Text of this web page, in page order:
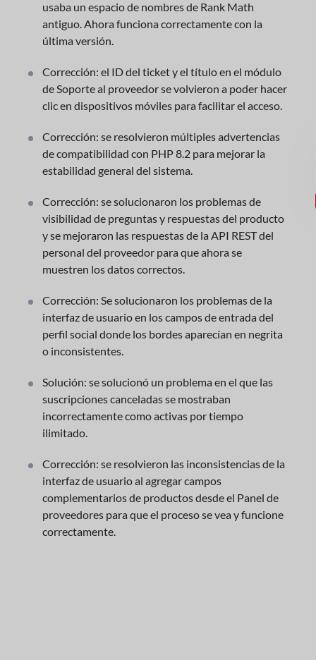
usaba un espacio de nombres de Rank Math
antiguo. Ahora funciona correctamente con la
última versión.
Corrección: el ID del ticket y el título en el módulo
de Soporte al proveedor se volvieron a poder hacer
clic en dispositivos móviles para facilitar el acceso.
Corrección: se resolvieron múltiples advertencias
de compatibilidad con PHP 8.2 para mejorar la
estabilidad general del sistema.
Corrección: se solucionaron los problemas de
visibilidad de preguntas y respuestas del producto
y se mejoraron las respuestas de la API REST del
personal del proveedor para que ahora se
muestren los datos correctos.
Corrección: Se solucionaron los problemas de la
interfaz de usuario en los campos de entrada del
perfil social donde los bordes aparecían en negrita
o inconsistentes.
Solución: se solucionó un problema en el que las
suscripciones canceladas se mostraban
incorrectamente como activas por tiempo
ilimitado.
Corrección: se resolvieron las inconsistencias de la
interfaz de usuario al agregar campos
complementarios de productos desde el Panel de
proveedores para que el proceso se vea y funcione
correctamente.